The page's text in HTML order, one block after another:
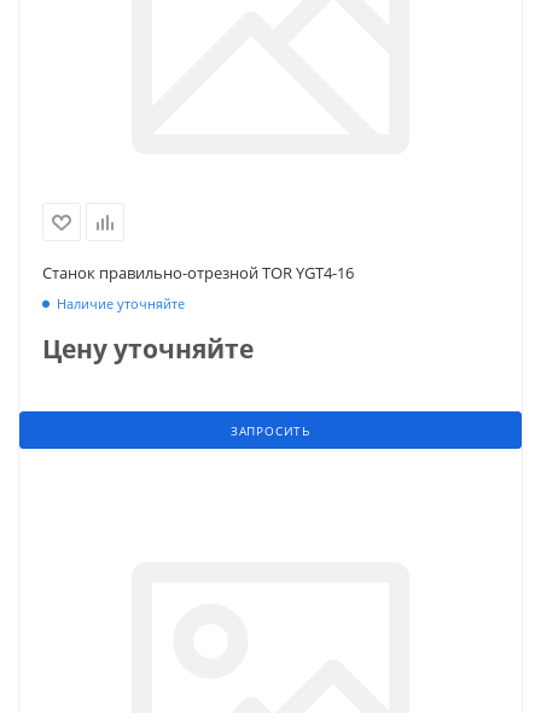
Станок правильно-отрезной TOR YGT4-16
Наличие уточняйте
Цену уточняйте
ЗАПРОСИТЬ